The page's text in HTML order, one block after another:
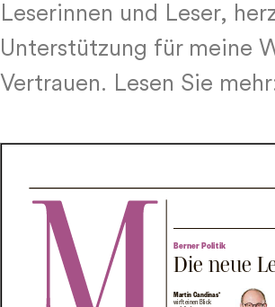
Leserinnen und Leser,
Unterstützung für meine
Vertrauen. Lesen Sie